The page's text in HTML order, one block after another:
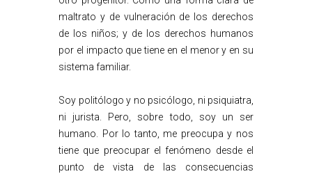
maltrato y de vulneración de los derechos
de los niños; y de los derechos humanos
por el impacto que tiene en el menor y en su
sistema familiar.
Soy politólogo y no psicólogo, ni psiquiatra,
ni jurista. Pero, sobre todo, soy un ser
humano. Por lo tanto, me preocupa y nos
tiene que preocupar el fenómeno desde el
punto de vista de las consecuencias